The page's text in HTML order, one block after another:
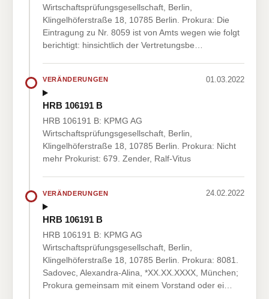
Wirtschaftsprüfungsgesellschaft, Berlin,
Klingelhöferstraße 18, 10785 Berlin. Prokura: Die
Eintragung zu Nr. 8059 ist von Amts wegen wie folgt
berichtigt: hinsichtlich der Vertretungsbe…
VERÄNDERUNGEN 01.03.2022
HRB 106191 B
HRB 106191 B: KPMG AG
Wirtschaftsprüfungsgesellschaft, Berlin,
Klingelhöferstraße 18, 10785 Berlin. Prokura: Nicht
mehr Prokurist: 679. Zender, Ralf-Vitus
VERÄNDERUNGEN 24.02.2022
HRB 106191 B
HRB 106191 B: KPMG AG
Wirtschaftsprüfungsgesellschaft, Berlin,
Klingelhöferstraße 18, 10785 Berlin. Prokura: 8081.
Sadovec, Alexandra-Alina, *XX.XX.XXXX, München;
Prokura gemeinsam mit einem Vorstand oder ei…